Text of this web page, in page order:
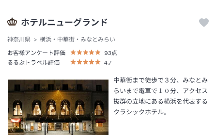
ホテルニューグランド
神奈川県
横浜・中華街・みなとみらい
お客様アンケート評価
93 点
るるぶトラベル評価
4.7
中華街まで徒歩で３分、みなとみ
らいまで電車で１０分、アクセス
抜群の立地にある横浜を代表する
クラシックホテル。